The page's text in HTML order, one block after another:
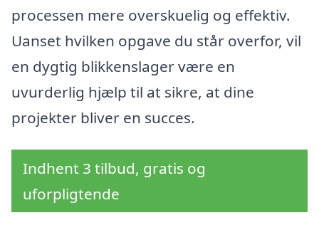
processen mere overskuelig og effektiv.
Uanset hvilken opgave du står overfor, vil
en dygtig blikkenslager være en
uvurderlig hjælp til at sikre, at dine
projekter bliver en succes.
Indhent 3 tilbud, gratis og
uforpligtende